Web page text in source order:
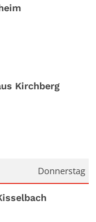
Kirchberg
Donnerstag